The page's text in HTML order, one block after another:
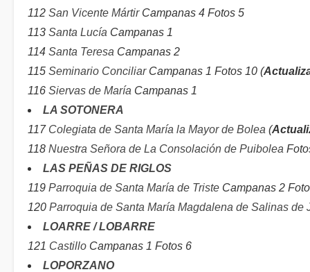
112 San Vicente MártirCampanas 4 Fotos 5
113 Santa Lucía Campanas 1
114 Santa Teresa Campanas 2
115 Seminario ConciliarCampanas 1 Fotos 10 (
116 Siervas de María Campanas 1
LA SOTONERA
117 Colegiata de Santa María la Mayor de Bolea (
118 Nuestra Señora de La Consolación de Puibolea
LAS PEÑAS DE RIGLOS
119 Parroquia de Santa María de Triste Campanas 2
120 Parroquia de Santa María Magdalena de Salinas de
LOARRE / LOBARRE
121 Castillo Campanas 1 Fotos 6
LOPORZANO